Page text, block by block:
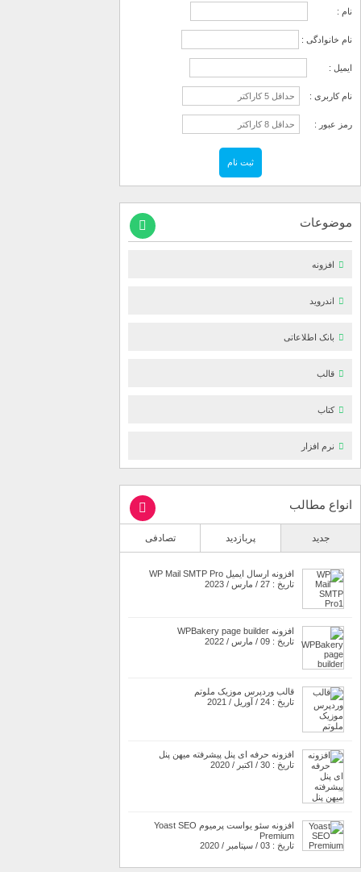
نام :
نام خانوادگی :
ایمیل :
نام کاربری :
رمز عبور :
موضوعات
افزونه
اندروید
بانک اطلاعاتی
قالب
کتاب
نرم افزار
انواع مطالب
جدید پربازدید تصادفی
افزونه ارسال ایمیل WP Mail SMTP Pro
تاریخ : 27 / مارس / 2023
افزونه WPBakery page builder
تاریخ : 09 / مارس / 2022
قالب وردپرس موزیک ملوتم
تاریخ : 24 / آوریل / 2021
افزونه حرفه ای پنل پیشرفته میهن پنل
تاریخ : 30 / اکتبر / 2020
افزونه سئو یواست پرمیوم Yoast SEO
Premium
تاریخ : 03 / سپتامبر / 2020